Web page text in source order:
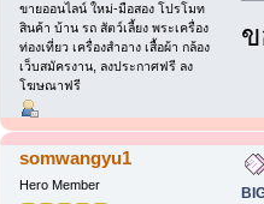
ขายออนไลน์ ใหม่-มือสอง โปรโมท
สินค้า บ้าน รถ สัตว์เลี้ยง พระเครื่อง
ท่องเที่ยว เครื่องสำอาง เสื้อผ้า กล้อง
เว็บสมัครงาน, ลงประกาศฟรี ลง
โฆษณาฟรี
somwangyu1
Hero Member